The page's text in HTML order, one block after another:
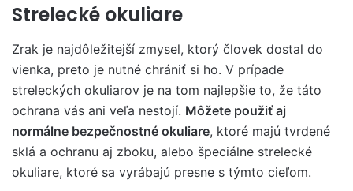
Strelecké okuliare
Zrak je najdôležitejší zmysel, ktorý človek dostal do
vienka, preto je nutné chrániť si ho. V prípade
streleckých okuliarov je na tom najlepšie to, že táto
ochrana vás ani veľa nestojí. Môžete použiť aj
normálne bezpečnostné okuliare, ktoré majú tvrdené
sklá a ochranu aj zboku, alebo špeciálne strelecké
okuliare, ktoré sa vyrábajú presne s týmto cieľom.